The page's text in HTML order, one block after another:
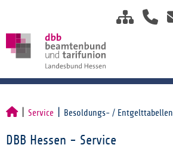
Service Besoldungs- / Entgelttabellen
DBB Hessen - Service